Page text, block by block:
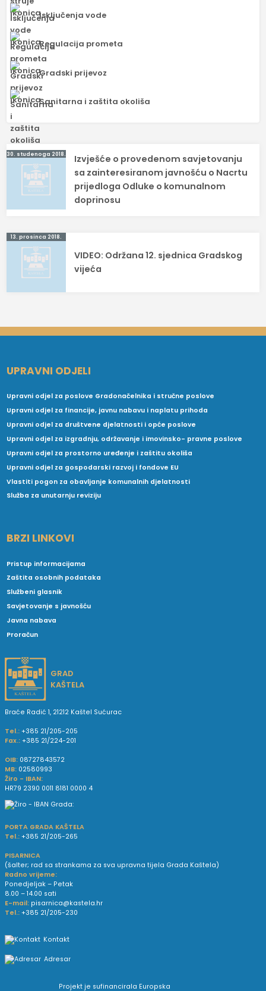
Isključenja vode
Regulacija prometa
Gradski prijevoz
Sanitarna i zaštita okoliša
Navigacija
objava
30. studenoga 2018.
Izvješće o provedenom savjetovanju
sa zainteresiranom javnošću o Nacrtu
prijedloga Odluke o komunalnom
doprinosu
13. prosinca 2018.
VIDEO: Održana 12. sjednica Gradskog
vijeća
UPRAVNI ODJELI
Upravni odjel za poslove Gradonačelnika i stručne poslove
Upravni odjel za financije, javnu nabavu i naplatu prihoda
Upravni odjel za društvene djelatnosti i opće poslove
Upravni odjel za izgradnju, održavanje i imovinsko- pravne poslove
Upravni odjel za prostorno uređenje i zaštitu okoliša
Upravni odjel za gospodarski razvoj i fondove EU
Vlastiti pogon za obavljanje komunalnih djelatnosti
Služba za unutarnju reviziju
BRZI LINKOVI
Pristup informacijama
Zaštita osobnih podataka
Službeni glasnik
Savjetovanje s javnošću
Javna nabava
Proračun
GRAD
KAŠTELA
Braće Radić 1, 21212 Kaštel Sućurac
Tel.: +385 21/205-205
Fax.: +385 21/224-201
OIB: 08727843572
MB: 02580993
Žiro - IBAN:
HR79 2390 0011 8181 0000 4
PORTA GRADA KAŠTELA
Tel.: +385 21/205-265
PISARNICA
(šalter; rad sa strankama za sva upravna tijela Grada Kaštela)
Radno vrijeme:
Ponedjeljak – Petak
8.00 – 14.00 sati
E-mail: pisarnica@kastela.hr
Tel.: +385 21/205-230
Kontakt
Adresar
Projekt je sufinancirala Europska